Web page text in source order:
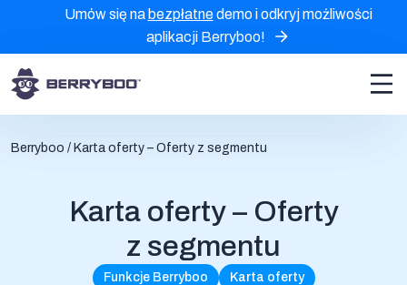
Umów się na bezpłatnedemo i odkryj możliwości
aplikacji Berryboo!
Berryboo / Karta oferty – Oferty z segmentu
Karta oferty – Oferty
z segmentu
Funkcje Berryboo Karta oferty